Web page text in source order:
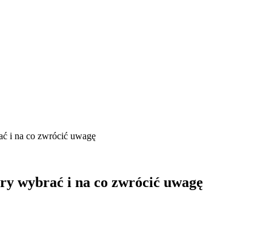
i na co zwrócić uwagę
wybrać i na co zwrócić uwagę